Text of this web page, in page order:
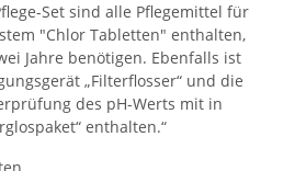
Set sind alle Pflegemittel für
"Chlor Tabletten" enthalten,
Jahre benötigen. Ebenfalls ist
„Filterflosser“ und die
des pH-Werts mit in
enthalten.“